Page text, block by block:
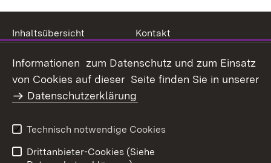
Inhaltsübersicht
Kontakt
Barrierefreiheit
Benutzungshinweise
Impressum
Informationen zum Datenschutz und zum Einsatz
von Cookies auf dieser Seite finden Sie in unserer
Datenschutzerklärung
Technisch notwendige Cookies
Drittanbieter-Cookies (Siehe